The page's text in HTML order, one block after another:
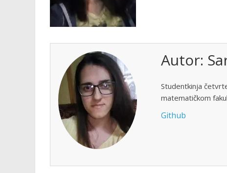
Autor:
Studentkinja
matematičkom
Github